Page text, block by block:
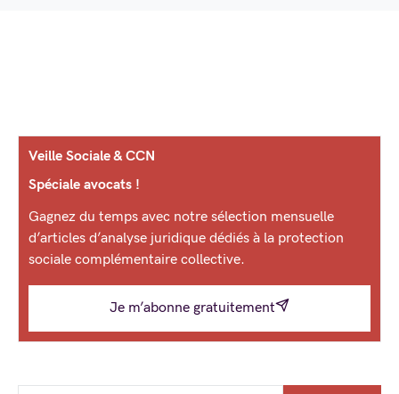
Veille Sociale & CCN
Spéciale avocats !
Gagnez du temps avec notre sélection mensuelle
d’articles d’analyse juridique dédiés à la protection
sociale complémentaire collective.
Je m’abonne gratuitement